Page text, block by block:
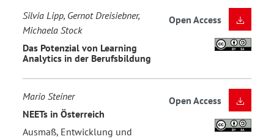
Silvia Lipp, Gernot Dreisiebner,
Michaela Stock
Das Potenzial von Learning
Analytics in der Berufsbildung
Open Access
Mario Steiner
NEETs in Österreich
Ausmaß, Entwicklung und
Open Access